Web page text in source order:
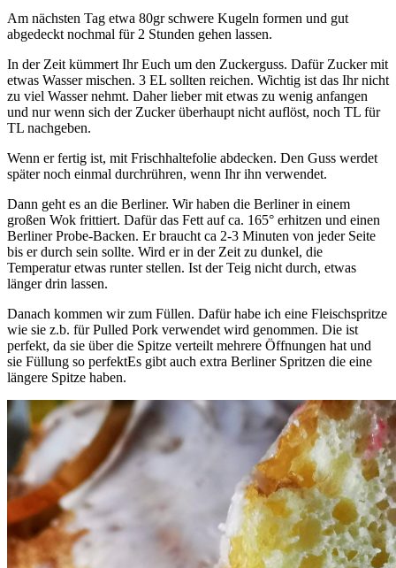
Am nächsten Tag etwa 80gr schwere Kugeln formen und gut
abgedeckt nochmal für 2 Stunden gehen lassen.
In der Zeit kümmert Ihr Euch um den Zuckerguss. Dafür Zucker mit
etwas Wasser mischen. 3 EL sollten reichen. Wichtig ist das Ihr nicht
zu viel Wasser nehmt. Daher lieber mit etwas zu wenig anfangen
und nur wenn sich der Zucker überhaupt nicht auflöst, noch TL für
TL nachgeben.
Wenn er fertig ist, mit Frischhaltefolie abdecken. Den Guss werdet
später noch einmal durchrühren, wenn Ihr ihn verwendet.
Dann geht es an die Berliner. Wir haben die Berliner in einem
großen Wok frittiert. Dafür das Fett auf ca. 165° erhitzen und einen
Berliner Probe-Backen. Er braucht ca 2-3 Minuten von jeder Seite
bis er durch sein sollte. Wird er in der Zeit zu dunkel, die
Temperatur etwas runter stellen. Ist der Teig nicht durch, etwas
länger drin lassen.
Danach kommen wir zum Füllen. Dafür habe ich eine Fleischspritze
wie sie z.b. für Pulled Pork verwendet wird genommen. Die ist
perfekt, da sie über die Spitze verteilt mehrere Öffnungen hat und
sie Füllung so perfektEs gibt auch extra Berliner Spritzen die eine
längere Spitze haben.